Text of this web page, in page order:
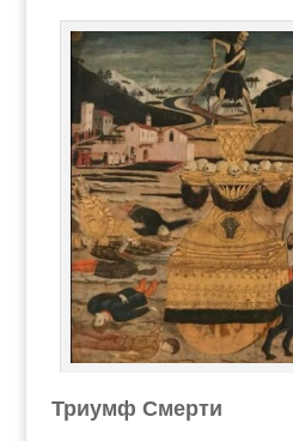
Триумф Смерти